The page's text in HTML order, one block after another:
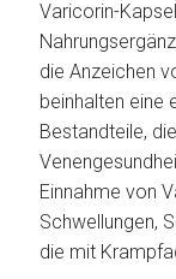
Varicorin-
die Anzeichen
beinhalten eine
Bestandteile,
Einnahme von
Schwellungen,
die mit